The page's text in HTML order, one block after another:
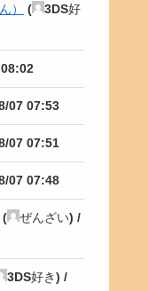
） (
3DS好
07 07:53
07 07:51
07 07:48
( ぜんざい) /
3DS好き) /